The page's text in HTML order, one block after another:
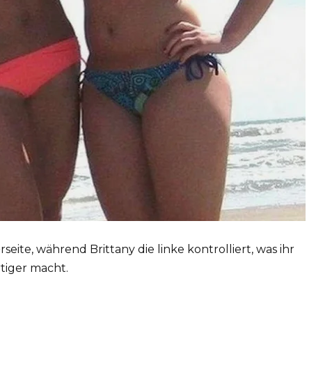
während Brittany die linke kontrolliert, was ihr
macht.